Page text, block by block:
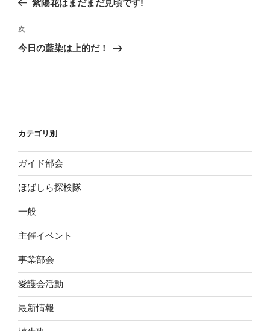
ビ
ゲ
稿
紫陽花はまだまだ見頃です!
次
の
次
今日の藍染は上的だ！
カテゴリ別
ガイド部会
ほばしら探検隊
一般
主催イベント
事業部会
愛護会活動
最新情報